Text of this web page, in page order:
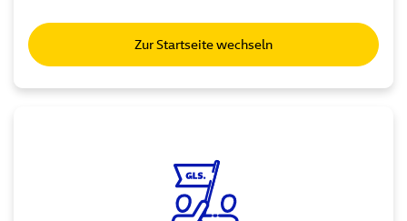
Zur Startseite wechseln